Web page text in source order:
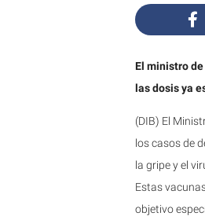
El ministro
las dosis ya
(DIB) El
los casos de
la gripe y el
Estas
objetivo